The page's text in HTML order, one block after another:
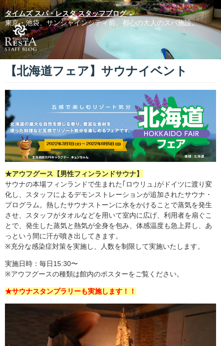
タイムズ スパ・レスタ スタッフブログ
東京・池袋、サンシャインシティ前。都心の大人のスパ施設。
【北海道フェア】サウナイベント
★アウフグース【男性フィンランドサウナ】
サウナの本場フィンランドで生まれた｢ロウリュ｣がドイツに渡り変
化し、スタッフによるデモンストレーションが追加されたサウナ・
プログラム。熱したサウナストーンに水をかけることで蒸気を発生
させ、スタッフがタオルなどを用いて室内に広げ、利用者を扇ぐこ
とで、発生した蒸気と熱気が全身を包み、体感温度も急上昇し、あ
っという間に汗が噴き出してきます。
※充分な感染症対策を実施し、人数を制限して実施いたします。
実施日時：毎日15:30〜
※アウフグースの種類は館内のポスターをご覧ください。
★サウナスタンプラリーも実施します！！